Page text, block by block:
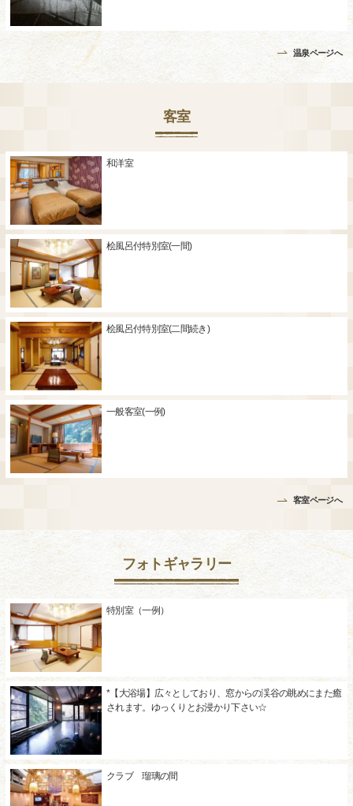
温泉ページへ
客室
和洋室
桧風呂付特別室(一間)
桧風呂付特別室(二間続き)
一般客室(一例)
客室ページへ
フォトギャラリー
特別室（一例）
*【大浴場】広々としており、窓からの渓谷の眺めにまた癒
されます。ゆっくりとお浸かり下さい☆
クラブ 瑠璃の間